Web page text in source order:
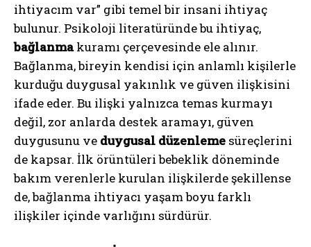
ihtiyacım var” gibi temel bir insani ihtiyaç
bulunur. Psikoloji literatüründe bu ihtiyaç,
bağlanmakuramı çerçevesinde ele alınır.
Bağlanma, bireyin kendisi için anlamlı kişilerle
kurduğu duygusal yakınlık ve güven ilişkisini
ifade eder. Bu ilişki yalnızca temas kurmayı
değil, zor anlarda destek aramayı, güven
duygusunu ve duygusal düzenleme süreçlerini
de kapsar. İlk örüntüleri bebeklik döneminde
bakım verenlerle kurulan ilişkilerde şekillense
de, bağlanma ihtiyacı yaşam boyu farklı
ilişkiler içinde varlığını sürdürür.